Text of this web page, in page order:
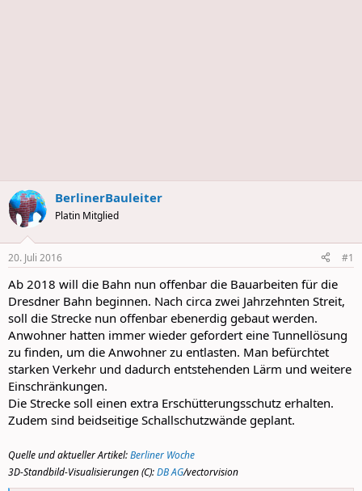
BerlinerBauleiter
Platin Mitglied
20. Juli 2016 #1
Ab 2018 will die Bahn nun offenbar die Bauarbeiten für die
Dresdner Bahn beginnen. Nach circa zwei Jahrzehnten Streit,
soll die Strecke nun offenbar ebenerdig gebaut werden.
Anwohner hatten immer wieder gefordert eine Tunnellösung
zu finden, um die Anwohner zu entlasten. Man befürchtet
starken Verkehr und dadurch entstehenden Lärm und weitere
Einschränkungen.
Die Strecke soll einen extra Erschütterungsschutz erhalten.
Zudem sind beidseitige Schallschutzwände geplant.
Quelle und aktueller Artikel:Berliner Woche
3D-Standbild-Visualisierungen (C):DB AG/vectorvision